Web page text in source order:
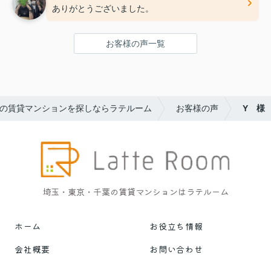
ありがとうございました。
お客様の声一覧
賃貸マンションを探しならラテルーム お客様の声 Y 様
埼玉・東京・千葉の賃貸マンションはラテルーム
ホーム
お役立ち情報
会社概要
お問い合わせ